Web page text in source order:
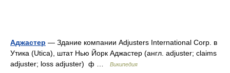
Аджастер — Здание компании Adjusters International Corp. в
Утика (Utica), штат Нью Йорк Аджастер (англ. adjuster; claims
adjuster; loss adjuster) ф …
Википедия